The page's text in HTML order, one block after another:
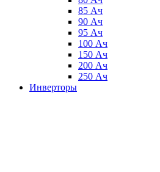
85 Ач
90 Ач
95 Ач
100 Ач
150 Ач
200 Ач
250 Ач
Инверторы